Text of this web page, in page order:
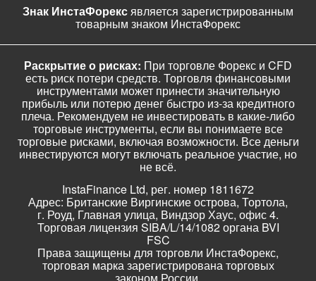
Знак ИнстаФорексявляется зарегистрированным
товарным знаком ИнстаФорекс
Раскрытие о рисках: При торговле Форекс и CFD
есть риск потери средств. Торговля финансовыми
инструментами может принести значительную
прибыль или потерю денег быстро из-за кредитного
плеча. Рекомендуем не инвестировать в какие-либо
торговые инструменты, если вы понимаете все
торговые рисками, включая возможности. Все деньги
инвестируются могут включать реальное участие, но
не всё.
InstaFinance Ltd, рег. номер 1811672
Адрес: Британские Виргинские острова, Тортола,
г. Роуд, Главная улица, Виндзор Хаус, офис 4.
Торговая лицензия SIBA/L/14/1082 органа BVI
FSC
Права защищены для торговли ИнстаФорекс,
торговая марка зарегистрирована торговых
законом России.